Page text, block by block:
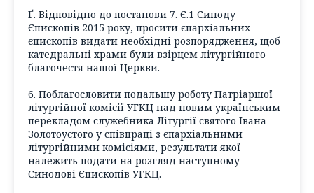
Ґ. Відповідно до постанови 7. Є.1 Синоду
Єпископів 2015 року, просити єпархіальних
єпископів видати необхідні розпорядження, щоб
катедральні храми були взірцем літургійного
благочестя нашої Церкви.
6. Поблагословити подальшу роботу Патріаршої
літургійної комісії УГКЦ над новим українським
перекладом служебника Літургії святого Івана
Золотоустого у співпраці з єпархіальними
літургійними комісіями, результати якої
належить подати на розгляд наступному
Синодові Єпископів УГКЦ.